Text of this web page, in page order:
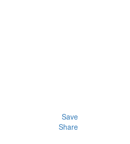
Save
Share